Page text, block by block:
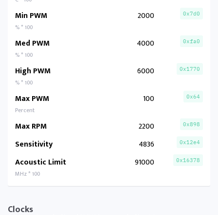
Min PWM
% * 100
2000 0x7d0
Med PWM
% * 100
4000 0xfa0
High PWM
% * 100
6000 0x1770
Max PWM
Percent
100 0x64
Max RPM 2200 0x898
Sensitivity 4836 0x12e4
Acoustic Limit
MHz * 100
91000 0x16378
Clocks